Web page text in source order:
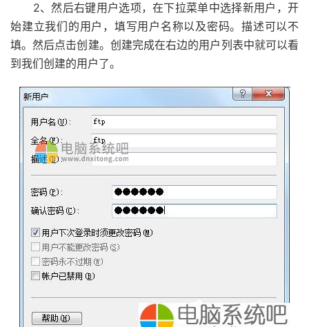
2、然后右键用户选项，在下拉菜单中选择新用户，开
始建立我们的用户，填写用户名称以及密码。描述可以不
填。然后点击创建。创建完成在右边的用户列表中就可以看
到我们创建的用户了。